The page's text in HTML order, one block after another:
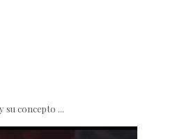
su concepto ...